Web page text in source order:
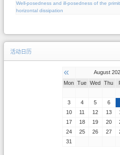
Well-posedness and ill-posedness of the
horizontal dissipation
活动日历
« August
Mon Tue Wed Thu
3
4 5 6
10
11 12 13
17
18 19 20
24
25 26 27
31